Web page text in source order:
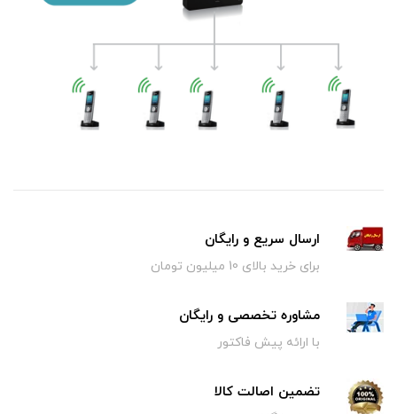
ارسال سریع و رایگان
برای خرید بالای 10 میلیون تومان
مشاوره تخصصی و رایگان
با ارائه پیش فاکتور
تضمین اصالت کالا